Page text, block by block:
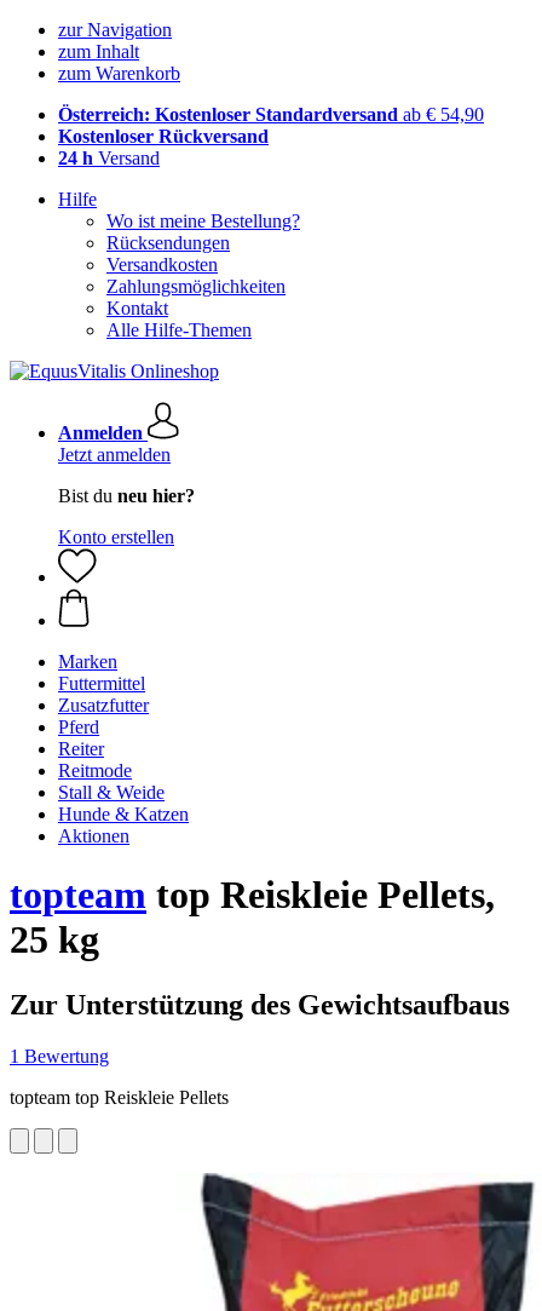
zur Navigation
zum Inhalt
zum Warenkorb
Österreich: Kostenloser Standardversand ab € 54,90
Kostenloser Rückversand
24 h Versand
Hilfe
Wo ist meine Bestellung?
Rücksendungen
Versandkosten
Zahlungsmöglichkeiten
Kontakt
Alle Hilfe-Themen
Anmelden
Jetzt anmelden
Bist du neu hier?
Konto erstellen
Marken
Futtermittel
Zusatzfutter
Pferd
Reiter
Reitmode
Stall & Weide
Hunde & Katzen
Aktionen
topteam top Reiskleie Pellets,
25 kg
Zur Unterstützung des Gewichtsaufbaus
1 Bewertung
topteam top Reiskleie Pellets